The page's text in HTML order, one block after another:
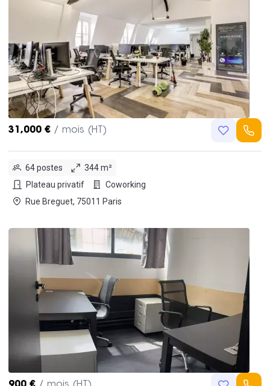
31,000 € / mois (HT)
64 postes
344 m²
Plateau privatif
Coworking
Rue Breguet, 75011 Paris